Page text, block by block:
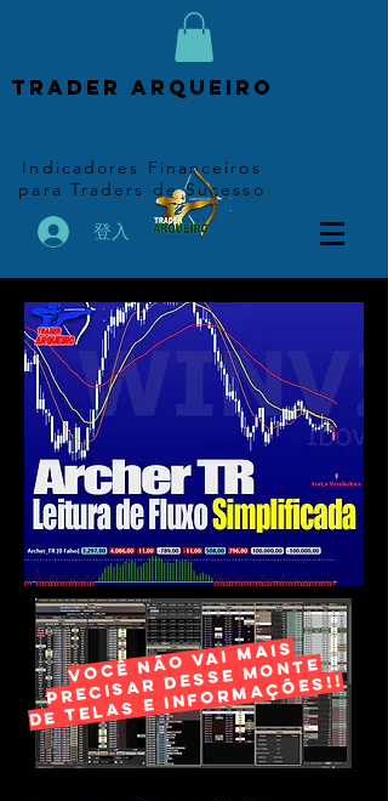
Trader arqueiro
Indicadores Financeiros
para Traders de Sucesso
登入
VOCÊ NÃO VAI MAIS
PRECISAR DESSE MONTE
DE TELAS E INFORMAÇÕES!!